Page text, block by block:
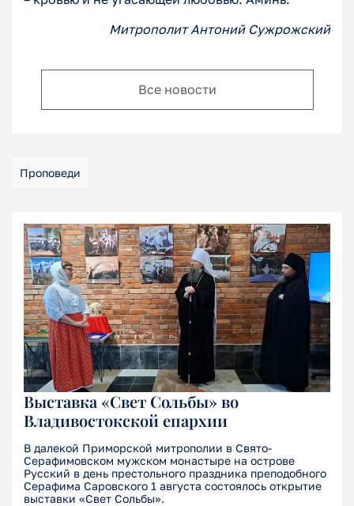
Митрополит Антоний Сужрожский
Все новости
Проповеди
Выставка «Свет Сольбы» во
Владивостокской епархии
В далекой Приморской митрополии в Свято-
Серафимовском мужском монастыре на острове
Русский в день престольного праздника преподобного
Серафима Саровского 1 августа состоялось открытие
выставки «Свет Сольбы».